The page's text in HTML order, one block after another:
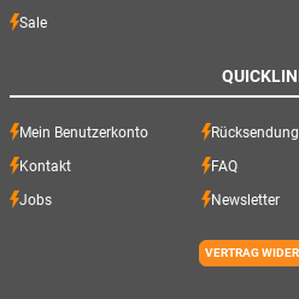
Sale
Mein Benutzerkonto Rücksendung
Kontakt FAQ
Jobs Newsletter
VERTRAG